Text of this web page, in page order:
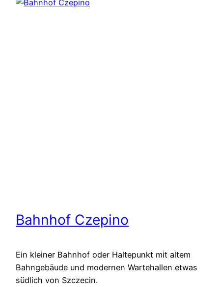
Bahnhof Czepino
Ein kleiner Bahnhof oder Haltepunkt mit altem
Bahngebäude und modernen Wartehallen etwas
südlich von Szczecin.